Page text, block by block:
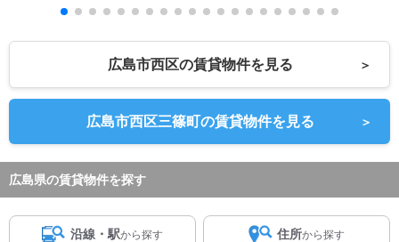
広島市西区の賃貸物件を見る ＞
広島市西区三篠町の賃貸物件を見る ＞
広島県の賃貸物件を探す
沿線・駅から探す 住所から探す